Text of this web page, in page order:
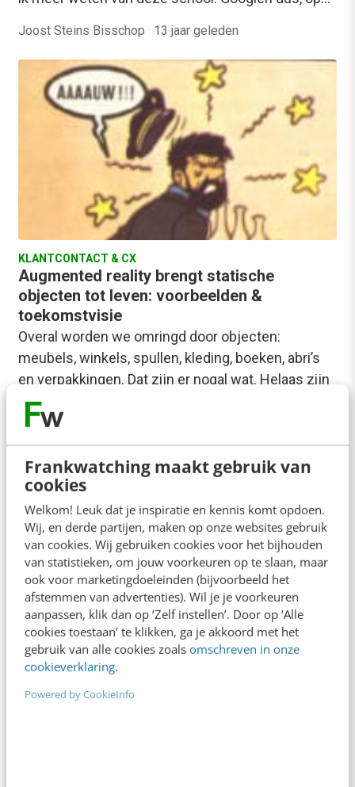
Frankwatching maakt gebruik van
cookies
Welkom! Leuk dat je inspiratie en kennis komt opdoen.
Wij, en derde partijen, maken op onze websites gebruik
van cookies. Wij gebruiken cookies voor het bijhouden
van statistieken, om jouw voorkeuren op te slaan, maar
ook voor marketingdoeleinden (bijvoorbeeld het
afstemmen van advertenties). Wil je je voorkeuren
aanpassen, klik dan op ‘Zelf instellen’. Door op ‘Alle
cookies toestaan’ te klikken, ga je akkoord met het
gebruik van alle cookies zoals omschreven in onze
cookieverklaring.
Powered by CookieInfo
Joost Steins Bisschop · 13 jaar geleden
KLANTCONTACT & CX
Augmented reality brengt statische
objecten tot leven: voorbeelden &
toekomstvisie
Overal worden we omringd door objecten:
meubels, winkels, spullen, kleding, boeken, abri’s
en verpakkingen. Dat zijn er nogal wat. Helaas zijn
deze…
MARKETING
Innovatie in de zorg: het nut van de mobiele
sociale werkomgeving